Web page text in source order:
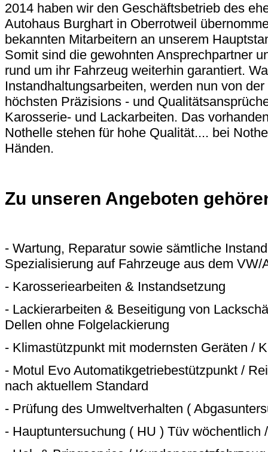
2014 haben wir den Geschäftsbetrieb des
Autohaus Burghart in Oberrotweil
bekannten Mitarbeitern an unserem
Somit sind die gewohnten Ansprechpartner
rund um ihr Fahrzeug weiterhin garantiert.
Instandhaltungsarbeiten, werden nun von
höchsten Präzisions - und
Karosserie- und Lackarbeiten. Das
Nothelle stehen für hohe Qualität.... bei
Händen.
Zu unseren Angeboten
- Wartung, Reparatur sowie sämtliche
Spezialisierung auf Fahrzeuge aus dem VW/
- Karosseriearbeiten & Instandsetzung
- Lackierarbeiten & Beseitigung von
Dellen ohne Folgelackierung
- Klimastützpunkt mit modernsten Geräten /
- Motul Evo Automatikgetriebestützpunkt /
nach aktuellem Standard
- Prüfung des Umweltverhalten (
- Hauptuntersuchung ( HU ) Tüv